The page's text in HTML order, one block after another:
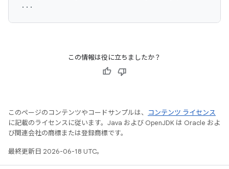
この情報は役に立ちましたか？
このページのコンテンツやコードサンプルは、
コンテンツ ライセンス
に記載のライセンスに従います。Java および OpenJDK は Oracle およ
び関連会社の商標または登録商標です。
最終更新日 2026-06-18 UTC。